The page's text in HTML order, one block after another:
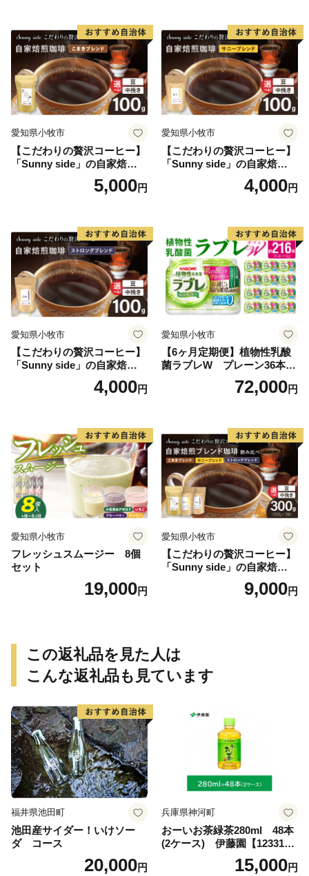
愛知県小牧市
【こだわりの贅沢コーヒー】
「Sunny side」の自家焙煎珈
琲こまきブレンド（100g）
5,000円
愛知県小牧市
【こだわりの贅沢コーヒー】
「Sunny side」の自家焙煎珈
琲サニーブレンド（100g）
4,000円
愛知県小牧市
【こだわりの贅沢コーヒー】
「Sunny side」の自家焙煎珈
琲ストロングブレンド（100
4,000円
愛知県小牧市
【6ヶ月定期便】植物性乳酸
菌ラブレW プレーン36本
72,000円
愛知県小牧市
フレッシュスムージー 8個
セット
19,000円
愛知県小牧市
【こだわりの贅沢コーヒー】
「Sunny side」の自家焙煎珈
琲ブレンド珈琲飲み比べセッ
9,000円
この返礼品を見た人は
こんな返礼品も見ています
福井県池田町
池田産サイダー！いけソー
ダ コース
20,000円
兵庫県神河町
おーいお茶緑茶280ml 48本
(2ケース) 伊藤園【123317
15,000円